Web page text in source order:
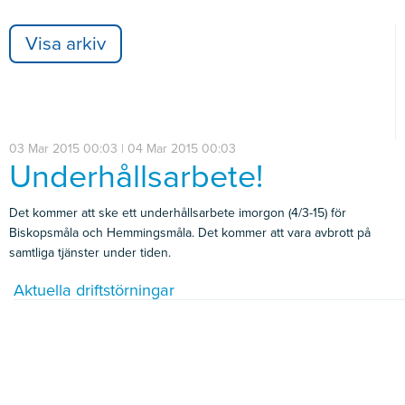
Visa arkiv
03 Mar 2015 00:03 | 04 Mar 2015 00:03
Underhållsarbete!
Det kommer att ske ett underhållsarbete imorgon (4/3-15) för
Biskopsmåla och Hemmingsmåla. Det kommer att vara avbrott på
samtliga tjänster under tiden.
Aktuella driftstörningar